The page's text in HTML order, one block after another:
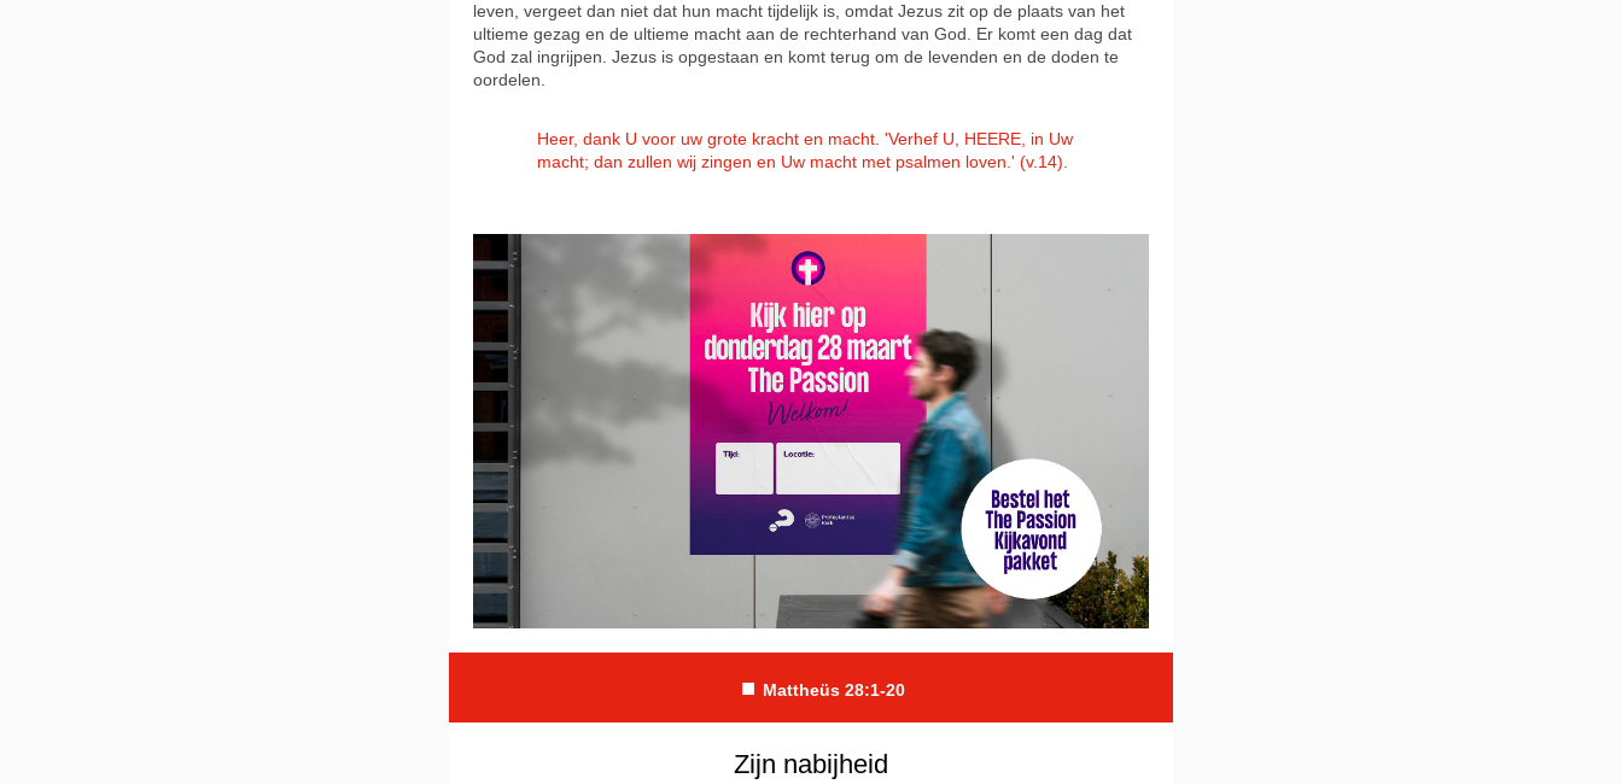
leven, vergeet dan niet dat hun macht tijdelijk is, omdat Jezus zit op de plaats van het
ultieme gezag en de ultieme macht aan de rechterhand van God. Er komt een dag dat
God zal ingrijpen. Jezus is opgestaan en komt terug om de levenden en de doden te
oordelen.
Heer, dank U voor uw grote kracht en macht. 'Verhef U, HEERE, in Uw
macht; dan zullen wij zingen en Uw macht met psalmen loven.' (v.14).
■ Mattheüs 28:1-20
Zijn nabijheid